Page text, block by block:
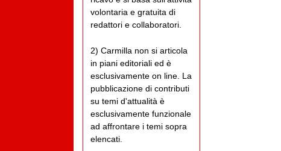
volontaria e gratuita di
redattori e collaboratori.
2) Carmilla non si articola
in piani editoriali ed è
esclusivamente on line. La
pubblicazione di contributi
su temi d'attualità è
esclusivamente funzionale
ad affrontare i temi sopra
elencati.